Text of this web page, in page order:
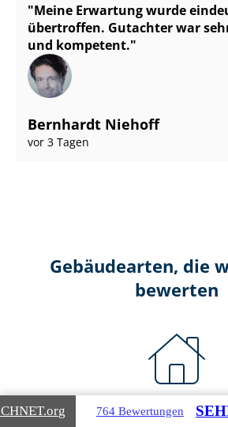
Meine Erwartung wurde
übertroffen. Gutachter war
und kompetent.
Bernhardt Niehoff
vor 3 Tagen
Gebäudearten, die
bewerten
.org 764 Bewertungen